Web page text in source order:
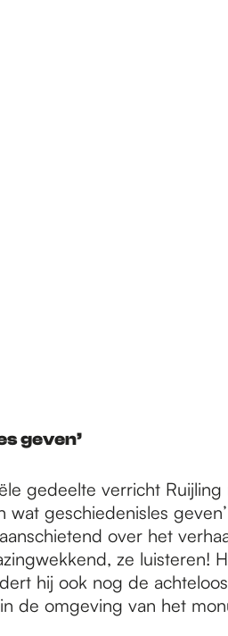
geven’
gedeelte verricht
wat geschiedenisles
over het
ze luisteren!
hij ook nog de
de omgeving van het